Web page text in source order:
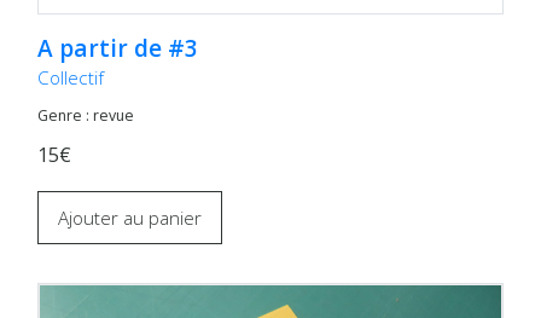
A partir de #3
Collectif
Genre : revue
15€
Ajouter au panier